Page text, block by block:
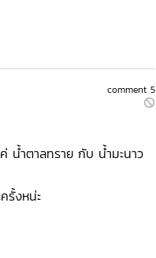
comment 5
น้ำตาลทราย กับ น้ำมะนาว
รั้งหน่ะ